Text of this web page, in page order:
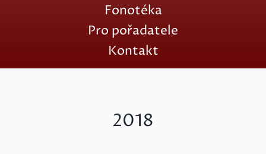
Fonotéka
Pro pořadatele
Kontakt
2018